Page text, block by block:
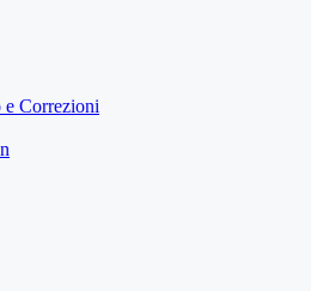
Correzioni